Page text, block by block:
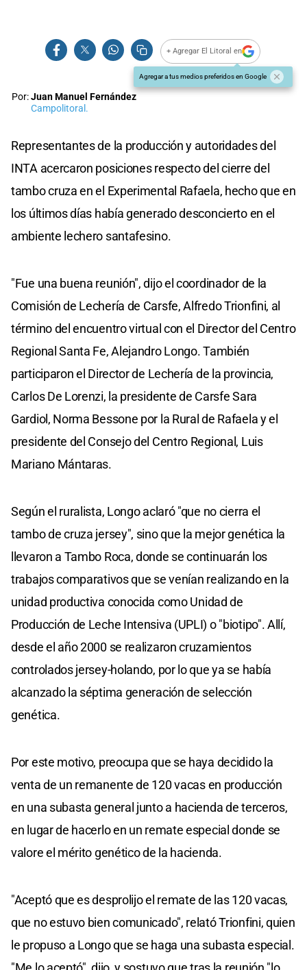
+ Agregar El Litoral en
Agregar a tus medios preferidos en Google
Por:Juan Manuel Fernández
Campolitoral.
Representantes de la producción y autoridades del
INTA acercaron posiciones respecto del cierre del
tambo cruza en el Experimental Rafaela, hecho que en
los últimos días había generado desconcierto en el
ambiente lechero santafesino.
"Fue una buena reunión", dijo el coordinador de la
Comisión de Lechería de Carsfe, Alfredo Trionfini, al
término del encuentro virtual con el Director del Centro
Regional Santa Fe, Alejandro Longo. También
participaron el Director de Lechería de la provincia,
Carlos De Lorenzi, la presidente de Carsfe Sara
Gardiol, Norma Bessone por la Rural de Rafaela y el
presidente del Consejo del Centro Regional, Luis
Mariano Mántaras.
Según el ruralista, Longo aclaró "que no cierra el
tambo de cruza jersey", sino que la mejor genética la
llevaron a Tambo Roca, donde se continuarán los
trabajos comparativos que se venían realizando en la
unidad productiva conocida como Unidad de
Producción de Leche Intensiva (UPLI) o "biotipo". Allí,
desde el año 2000 se realizaron cruzamientos
controlados jersey-holando, por lo que ya se había
alcanzado la séptima generación de selección
genética.
Por este motivo, preocupa que se haya decidido la
venta de un remanente de 120 vacas en producción
en una subasta general junto a hacienda de terceros,
en lugar de hacerlo en un remate especial donde se
valore el mérito genético de la hacienda.
"Aceptó que es desprolijo el remate de las 120 vacas,
que no estuvo bien comunicado", relató Trionfini, quien
le propuso a Longo que se haga una subasta especial.